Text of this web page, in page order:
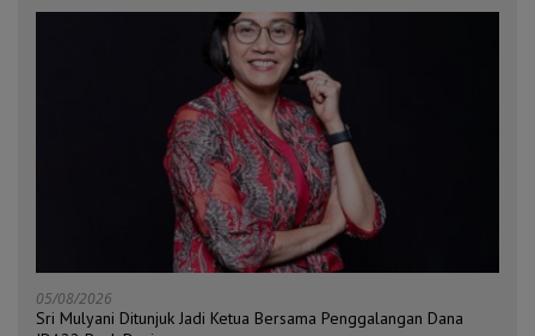
05/08/2026
Sri Mulyani Ditunjuk Jadi Ketua Bersama Penggalangan Dana